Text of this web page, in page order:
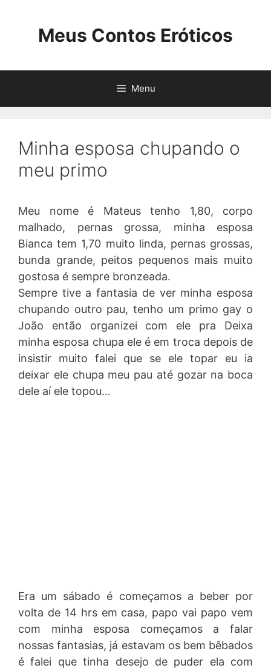
Meus Contos Eróticos
Menu
Minha esposa chupando o
meu primo
Meu nome é Mateus tenho 1,80, corpo
malhado, pernas grossa, minha esposa
Bianca tem 1,70 muito linda, pernas grossas,
bunda grande, peitos pequenos mais muito
gostosa é sempre bronzeada.
Sempre tive a fantasia de ver minha esposa
chupando outro pau, tenho um primo gay o
João então organizei com ele pra Deixa
minha esposa chupa ele é em troca depois de
insistir muito falei que se ele topar eu ia
deixar ele chupa meu pau até gozar na boca
dele aí ele topou…
Era um sábado é começamos a beber por
volta de 14 hrs em casa, papo vai papo vem
com minha esposa começamos a falar
nossas fantasias, já estavam os bem bêbados
é falei que tinha desejo de puder ela com